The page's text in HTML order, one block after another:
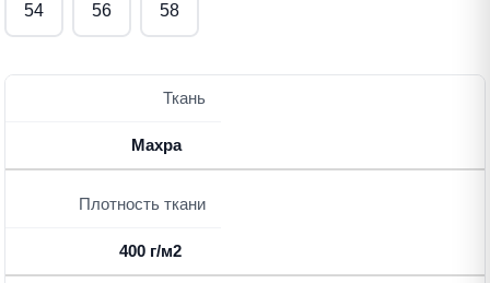
54 56 58
Ткань
Махра
Плотность ткани
400 г/м2